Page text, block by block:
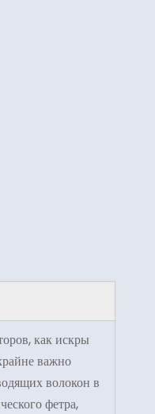
как искры
важно
волокон в
фетра,